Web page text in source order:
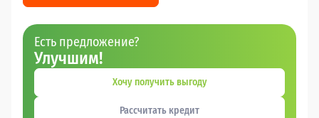
Есть предложение?
Улучшим!
Хочу получить выгоду
Рассчитать кредит